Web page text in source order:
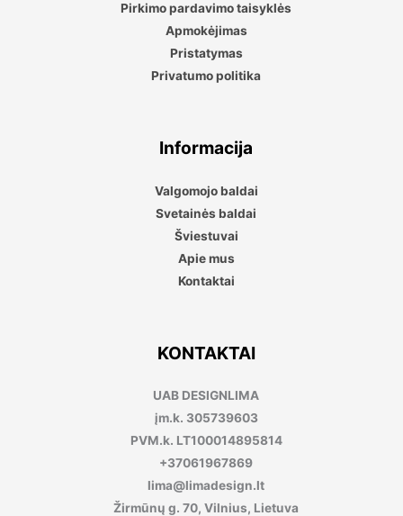
Pirkimo pardavimo taisyklės
Apmokėjimas
Pristatymas
Privatumo politika
Informacija
Valgomojo baldai
Svetainės baldai
Šviestuvai
Apie mus
Kontaktai
KONTAKTAI
UAB DESIGNLIMA
įm.k. 305739603
PVM.k. LT100014895814
+37061967869
lima@limadesign.lt
Žirmūnų g. 70, Vilnius, Lietuva